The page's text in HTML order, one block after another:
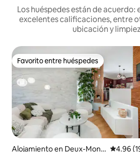
Los huéspedes están de acuerdo:
excelentes calificaciones, entre
ubicación y
Favorito entre huéspedes
Favorito entre huéspedes
Alojamiento en Deux-Mont
4.96